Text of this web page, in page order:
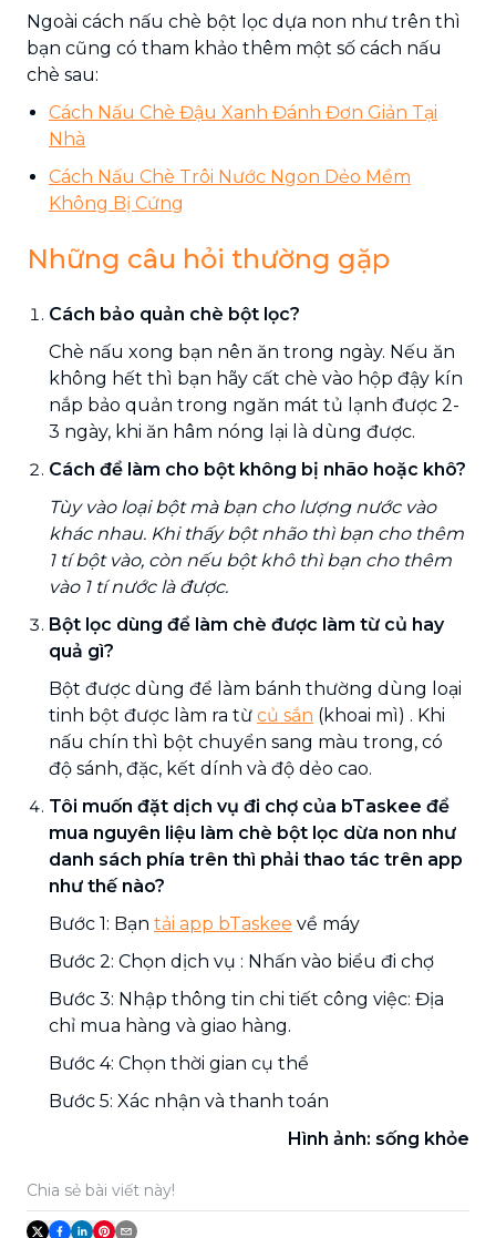
Ngoài cách nấu chè bột lọc dựa non như trên thì
bạn cũng có tham khảo thêm một số cách nấu
chè sau:
Cách Nấu Chè Đậu Xanh Đánh Đơn Giản Tại
Nhà
Cách Nấu Chè Trôi Nước Ngon Dẻo Mềm
Không Bị Cứng
Những câu hỏi thường gặp
Cách bảo quản chè bột lọc?
Chè nấu xong bạn nên ăn trong ngày. Nếu ăn
không hết thì bạn hãy cất chè vào hộp đậy kín
nắp bảo quản trong ngăn mát tủ lạnh được 2-
3 ngày, khi ăn hâm nóng lại là dùng được.
Cách để làm cho bột không bị nhão hoặc khô?
Tùy vào loại bột mà bạn cho lượng nước vào
khác nhau. Khi thấy bột nhão thì bạn cho thêm
1 tí bột vào, còn nếu bột khô thì bạn cho thêm
vào 1 tí nước là được.
Bột lọc dùng để làm chè được làm từ củ hay
quả gì?
Bột được dùng để làm bánh thường dùng loại
tinh bột được làm ra từ củ sắn (khoai mì) . Khi
nấu chín thì bột chuyển sang màu trong, có
độ sánh, đặc, kết dính và độ dẻo cao.
Tôi muốn đặt dịch vụ đi chợ của bTaskee để
mua nguyên liệu làm chè bột lọc dừa non như
danh sách phía trên thì phải thao tác trên app
như thế nào?
Bước 1: Bạn tải app bTaskee về máy
Bước 2: Chọn dịch vụ : Nhấn vào biểu đi chợ
Bước 3: Nhập thông tin chi tiết công việc: Địa
chỉ mua hàng và giao hàng.
Bước 4: Chọn thời gian cụ thể
Bước 5: Xác nhận và thanh toán
Hình ảnh: sống khỏe
Chia sẻ bài viết này!